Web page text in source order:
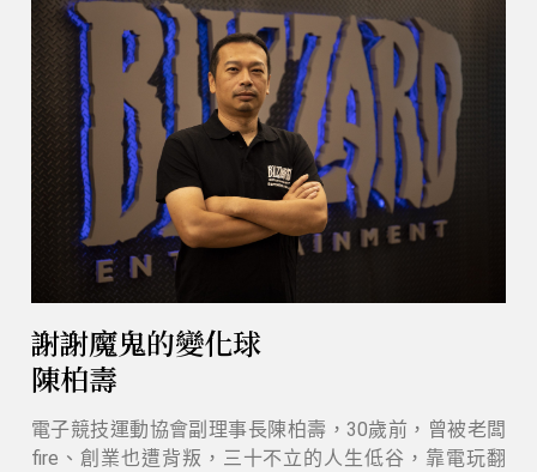
謝謝魔鬼的變化球
陳柏壽
電子競技運動協會副理事長陳柏壽，30歲前，曾被老闆
fire、創業也遭背叛，三十不立的人生低谷，靠電玩翻